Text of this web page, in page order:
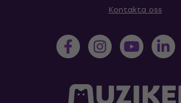
Kontakta oss